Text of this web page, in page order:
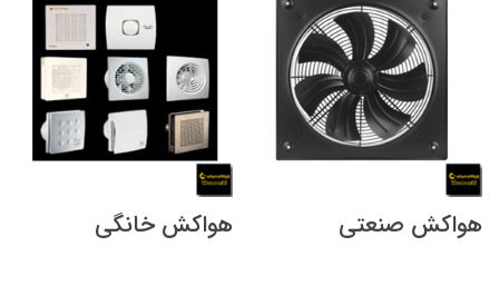
هواکش صنعتی هواکش خانگی